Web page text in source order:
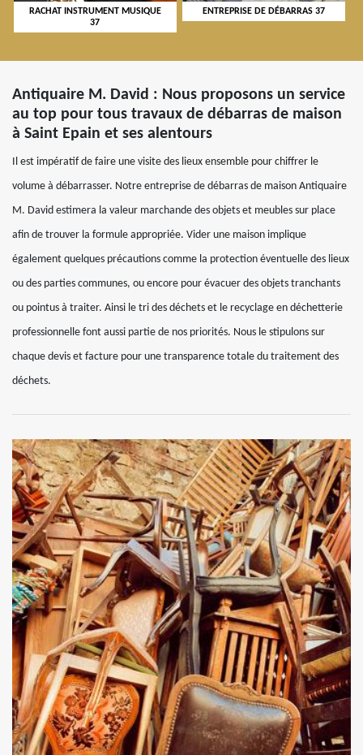
RACHAT INSTRUMENT MUSIQUE
37
ENTREPRISE DE DÉBARRAS 37
Antiquaire M. David : Nous proposons un service
au top pour tous travaux de débarras de maison
à Saint Epain et ses alentours
Il est impératif de faire une visite des lieux ensemble pour chiffrer le
volume à débarrasser. Notre entreprise de débarras de maison Antiquaire
M. David estimera la valeur marchande des objets et meubles sur place
afin de trouver la formule appropriée. Vider une maison implique
également quelques précautions comme la protection éventuelle des lieux
ou des parties communes, ou encore pour évacuer des objets tranchants
ou pointus à traiter. Ainsi le tri des déchets et le recyclage en déchetterie
professionnelle font aussi partie de nos priorités. Nous le stipulons sur
chaque devis et facture pour une transparence totale du traitement des
déchets.